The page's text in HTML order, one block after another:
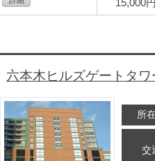
15,000円
六本木ヒルズゲートタワ
所
交